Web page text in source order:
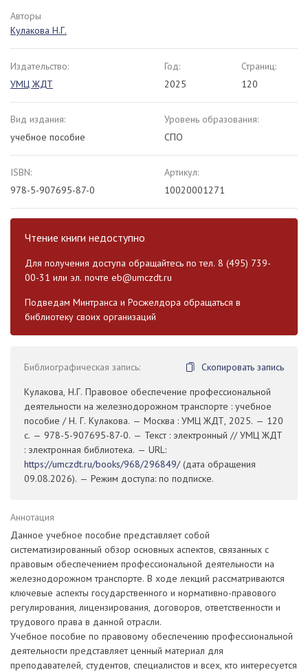
Авторы
Кулакова Н.Г.
Издательство:
УМЦ ЖДТ
Год:
2025
Страниц:
120
Вид издания:
учебное пособие
Уровень образования:
СПО
ISBN:
978-5-907695-87-0
Артикул:
10020001271
Чтение книги недоступно
Для получения доступа обращайтесь по тел. 8 (495) 739-
00-31 или эл. почте eb@umczdt.ru
Подведам Минтранса и Росжелдора обращаться в
библиотеку своих организаций
Библиографическая запись:
Скопировать запись
Кулакова, Н.Г. Правовое обеспечение профессиональной
деятельности на железнодорожном транспорте : учебное
пособие / Н. Г. Кулакова. — Москва : УМЦ ЖДТ, 2025. — 120
с. — 978-5-907695-87-0. — Текст : электронный // УМЦ ЖДТ
: электронная библиотека. — URL:
https://umczdt.ru/books/968/296849/(дата обращения
09.08.2026). — Режим доступа: по подписке.
Аннотация
Данное учебное пособие представляет собой
систематизированный обзор основных аспектов, связанных с
правовым обеспечением профессиональной деятельности на
железнодорожном транспорте. В ходе лекций рассматриваются
ключевые аспекты государственного и нормативно-правового
регулирования, лицензирования, договоров, ответственности и
трудового права в данной отрасли.
Учебное пособие по правовому обеспечению профессиональной
деятельности представляет ценный материал для
преподавателей, студентов, специалистов и всех, кто интересуется